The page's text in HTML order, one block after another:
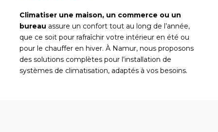
Climatiser une maison, un commerce ou un
bureau assure un confort tout au long de l’année,
que ce soit pour rafraîchir votre intérieur en été ou
pour le chauffer en hiver. À Namur, nous proposons
des solutions complètes pour l’installation de
systèmes de climatisation, adaptés à vos besoins.